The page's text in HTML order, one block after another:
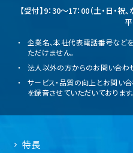
【受付】9：30～17：00（土・日・
平
企業名、本社代表電話番号など
ただけません。
法人以外の方からのお問い合わ
サービス・品質の向上とお問い
を録音させていただいております。
特長